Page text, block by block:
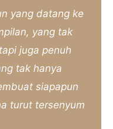
yang datang ke
yang tak
tapi juga penuh
tak hanya
siapapun
turut tersenyum